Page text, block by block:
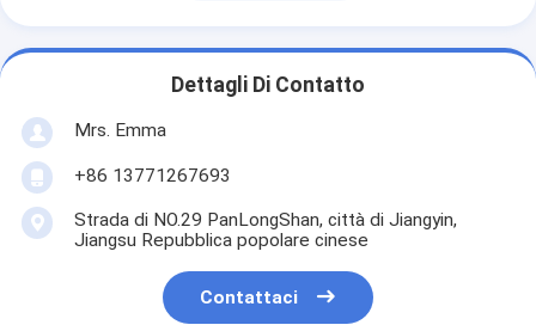
Dettagli Di Contatto
Mrs. Emma
+86 13771267693
Strada di NO.29 PanLongShan, città di Jiangyin,
Jiangsu Repubblica popolare cinese
Contattaci